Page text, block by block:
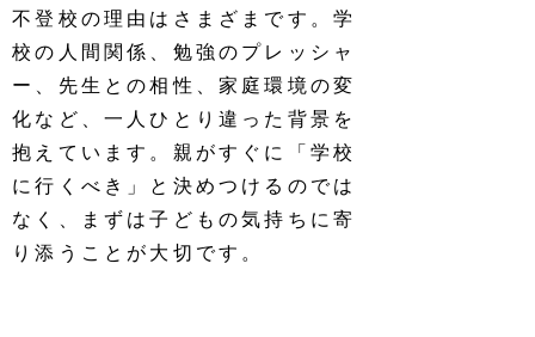
不登校の理由はさまざまです。学
校の人間関係、勉強のプレッシャ
ー、先生との相性、家庭環境の変
化など、一人ひとり違った背景を
抱えています。親がすぐに「学校
に行くべき」と決めつけるのでは
なく、まずは子どもの気持ちに寄
り添うことが大切です。